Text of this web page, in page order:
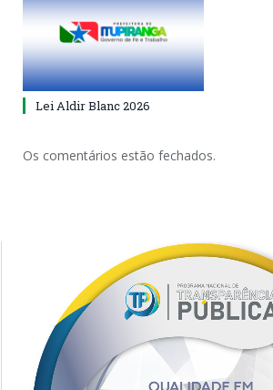
Lei Aldir Blanc 2026
Os comentários estão fechados.